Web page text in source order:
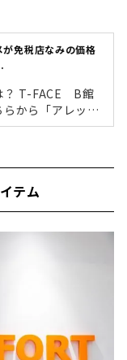
セレクトした大人
自の仕入れルー
購入できるアイ
コスメだけでな
やコスメブラン
が免税店なみの価格
？ T-FACE B館
から「アレック
がオープンした
機関の場合・地
テム